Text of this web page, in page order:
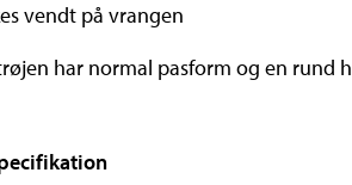
vendt på vrangen
har normal pasform og en rund